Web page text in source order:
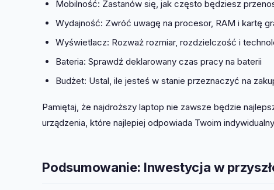
Mobilność: Zastanów się, jak często będziesz
Wydajność: Zwróć uwagę na procesor, RAM i kartę
Wyświetlacz: Rozważ rozmiar, rozdzielczość i
Bateria: Sprawdź deklarowany czas pracy na baterii
Budżet: Ustal, ile jesteś w stanie przeznaczyć na
Pamiętaj, że najdroższy laptop nie zawsze będzie
urządzenia, które najlepiej odpowiada Twoim
Podsumowanie: Inwestycja w